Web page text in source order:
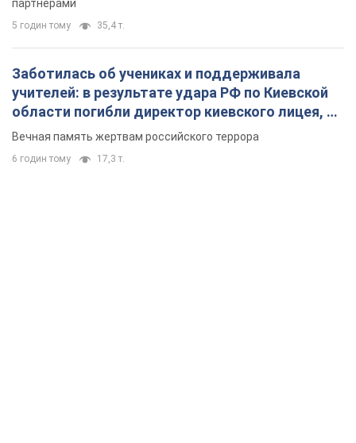
партнерами
5 годин тому 35,4 т.
Заботилась об учениках и поддерживала
учителей: в результате удара РФ по Киевской
области погибли директор киевского лицея, её
муж и внук
Вечная память жертвам российского террора
6 годин тому 17,3 т.